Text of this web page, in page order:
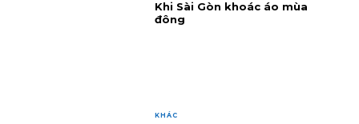
Khi Sài Gòn khoác áo mùa
đông
KHÁC